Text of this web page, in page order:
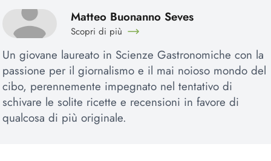
Matteo Buonanno Seves
Scopri di più
Un giovane laureato in Scienze Gastronomiche con la
passione per il giornalismo e il mai noioso mondo del
cibo, perennemente impegnato nel tentativo di
schivare le solite ricette e recensioni in favore di
qualcosa di più originale.